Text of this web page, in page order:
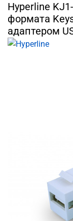
Hyperline
формата
адаптером